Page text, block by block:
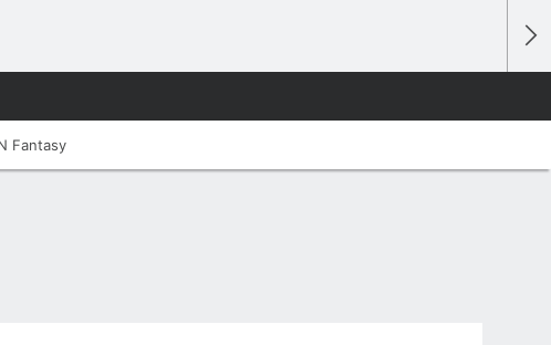
Fantasy